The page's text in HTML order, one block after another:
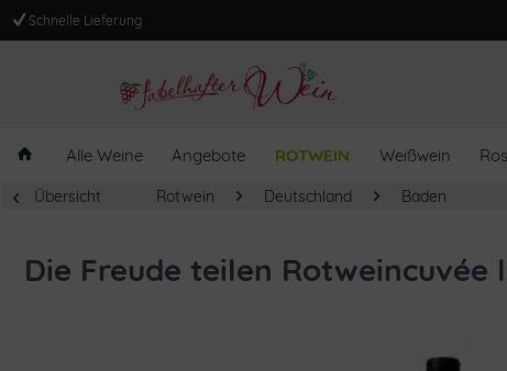
Schnelle Lieferung
Alle Weine Angebote ROTWEIN Weißwein
Übersicht Rotwein Deutschland Baden
Die Freude teilen Rotweincuvée